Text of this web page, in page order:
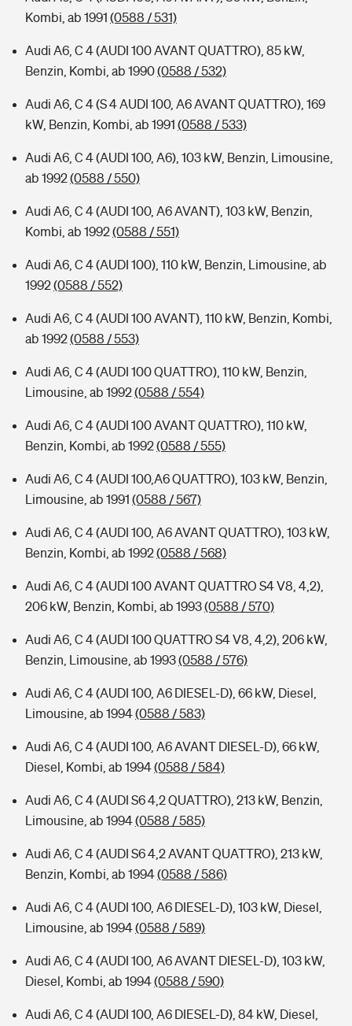
Kombi, ab 1991 (0588 / 531)
Audi A6, C 4 (AUDI 100 AVANT QUATTRO), 85 kW,
Benzin, Kombi, ab 1990(0588 / 532)
Audi A6, C 4 (S 4 AUDI 100, A6 AVANT QUATTRO), 169
kW, Benzin, Kombi, ab 1991 (0588 / 533)
Audi A6, C 4 (AUDI 100, A6), 103 kW, Benzin, Limousine,
ab 1992(0588 / 550)
Audi A6, C 4 (AUDI 100, A6 AVANT), 103 kW, Benzin,
Kombi, ab 1992(0588 / 551)
Audi A6, C 4 (AUDI 100), 110 kW, Benzin, Limousine, ab
1992(0588 / 552)
Audi A6, C 4 (AUDI 100 AVANT), 110 kW, Benzin, Kombi,
ab 1992(0588 / 553)
Audi A6, C 4 (AUDI 100 QUATTRO), 110 kW, Benzin,
Limousine, ab 1992(0588 / 554)
Audi A6, C 4 (AUDI 100 AVANT QUATTRO), 110 kW,
Benzin, Kombi, ab 1992(0588 / 555)
Audi A6, C 4 (AUDI 100,A6 QUATTRO), 103 kW, Benzin,
Limousine, ab 1991 (0588 / 567)
Audi A6, C 4 (AUDI 100, A6 AVANT QUATTRO), 103 kW,
Benzin, Kombi, ab 1992(0588 / 568)
Audi A6, C 4 (AUDI 100 AVANT QUATTRO S4 V8, 4,2),
206 kW, Benzin, Kombi, ab 1993(0588 / 570)
Audi A6, C 4 (AUDI 100 QUATTRO S4 V8, 4,2), 206 kW,
Benzin, Limousine, ab 1993(0588 / 576)
Audi A6, C 4 (AUDI 100, A6 DIESEL-D), 66 kW, Diesel,
Limousine, ab 1994(0588 / 583)
Audi A6, C 4 (AUDI 100, A6 AVANT DIESEL-D), 66 kW,
Diesel, Kombi, ab 1994(0588 / 584)
Audi A6, C 4 (AUDI S6 4,2 QUATTRO), 213 kW, Benzin,
Limousine, ab 1994(0588 / 585)
Audi A6, C 4 (AUDI S6 4,2 AVANT QUATTRO), 213 kW,
Benzin, Kombi, ab 1994(0588 / 586)
Audi A6, C 4 (AUDI 100, A6 DIESEL-D), 103 kW, Diesel,
Limousine, ab 1994(0588 / 589)
Audi A6, C 4 (AUDI 100, A6 AVANT DIESEL-D), 103 kW,
Diesel, Kombi, ab 1994(0588 / 590)
Audi A6, C 4 (AUDI 100, A6 DIESEL-D), 84 kW, Diesel,